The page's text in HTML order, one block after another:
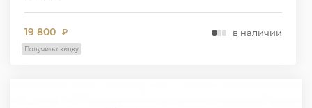
19 800 ₽ в наличии
Получить скидку